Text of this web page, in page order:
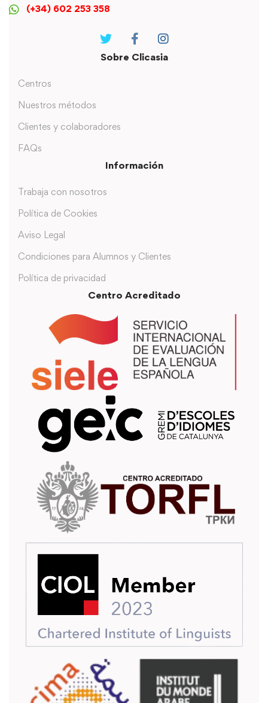
(+34) 602 253 358
Sobre Clicasia
Centros
Nuestros métodos
Clientes y colaboradores
FAQs
Información
Trabaja con nosotros
Política de Cookies
Aviso Legal
Condiciones para Alumnos y Clientes
Política de privacidad
Centro Acreditado